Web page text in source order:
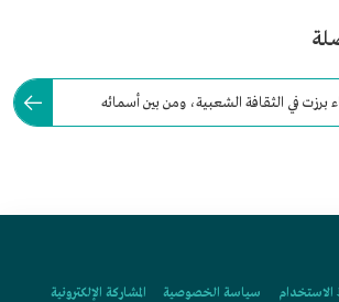
برزت في الثقافة الشعبية، ومن بين أسمائه
سياسة الخصوصية
المشاركة الإلكترونية